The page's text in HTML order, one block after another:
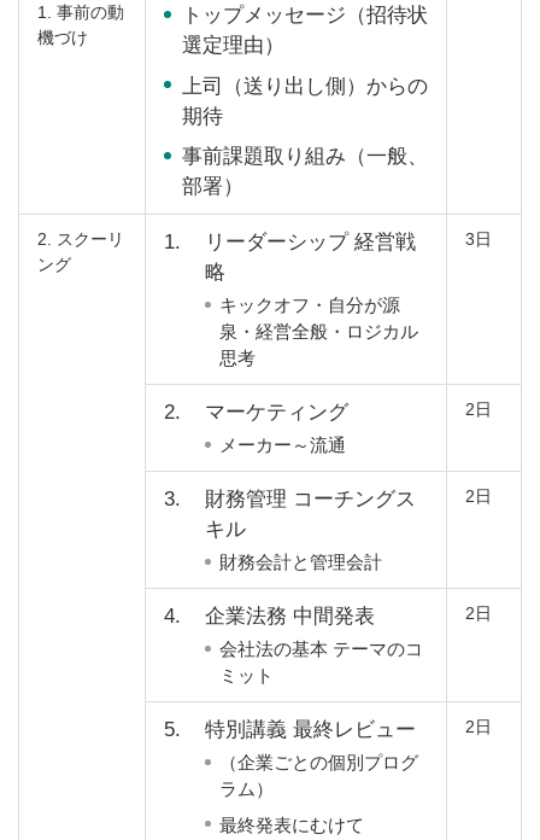
1. 事前の動
機づけ
トップメッセージ（招待状
選定理由）
上司（送り出し側）からの
期待
事前課題取り組み（一般、
部署）
2. スクーリ
ング
1.
リーダーシップ 経営戦
略
キックオフ・自分が源
泉・経営全般・ロジカル
思考
3日
2. マーケティング
メーカー～流通
2日
3.
財務管理 コーチングス
キル
財務会計と管理会計
2日
4. 企業法務 中間発表
会社法の基本 テーマのコ
ミット
2日
5. 特別講義 最終レビュー
（企業ごとの個別プログ
ラム）
最終発表にむけて
2日